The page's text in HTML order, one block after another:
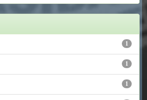
1
1
1